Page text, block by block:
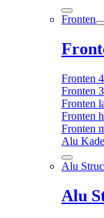
Fronten
Fronten
Fronten
Fronten
Fronten
Fronten
Alu
Alu
Alu